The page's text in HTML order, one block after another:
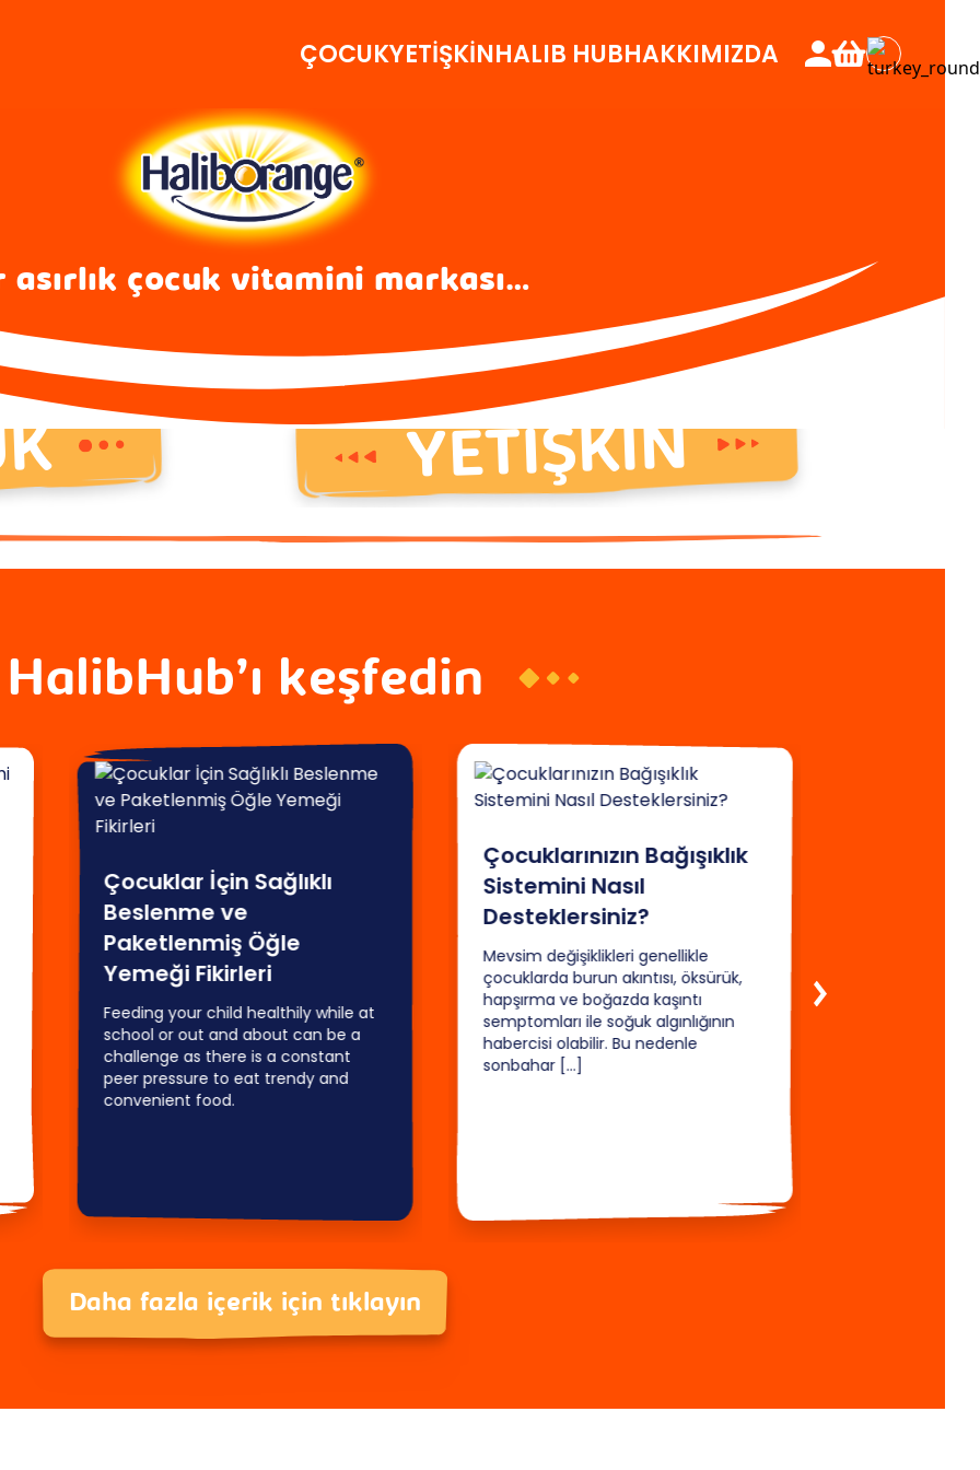
ÇOCUKYETİŞKİNHALIB HUBHAKKIMIZDA
asırlık çocuk vitamini markası…
YETİŞKİN
HalibHub’ı keşfedin
Çocuklar İçin Sağlıklı
Beslenme ve
Paketlenmiş Öğle
Yemeği Fikirleri
Feeding your child healthily while at
school or out and about can be a
challenge as there is a constant
peer pressure to eat trendy and
convenient food.
Çocuklarınızın Bağışıklık
Sistemini Nasıl
Desteklersiniz?
Mevsim değişiklikleri genellikle
çocuklarda burun akıntısı, öksürük,
hapşırma ve boğazda kaşıntı
semptomları ile soğuk algınlığının
habercisi olabilir. Bu nedenle
sonbahar […]
Daha fazla içerik için tıklayın